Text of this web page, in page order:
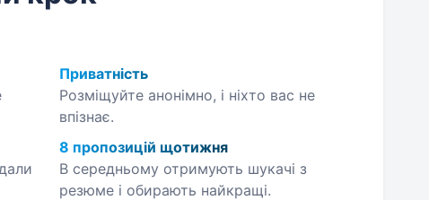
Приватність
Розміщуйте анонімно, і ніхто вас не
впізнає.
8 пропозицій щотижня
В середньому отримують шукачі з
резюме і обирають найкращі.